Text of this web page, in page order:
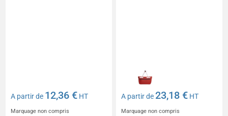
A partir de 12,36 € HT
Marquage non compris
A partir de23,18 € HT
Marquage non compris